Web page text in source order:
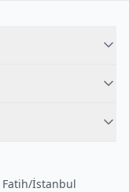
Fatih/İstanbul